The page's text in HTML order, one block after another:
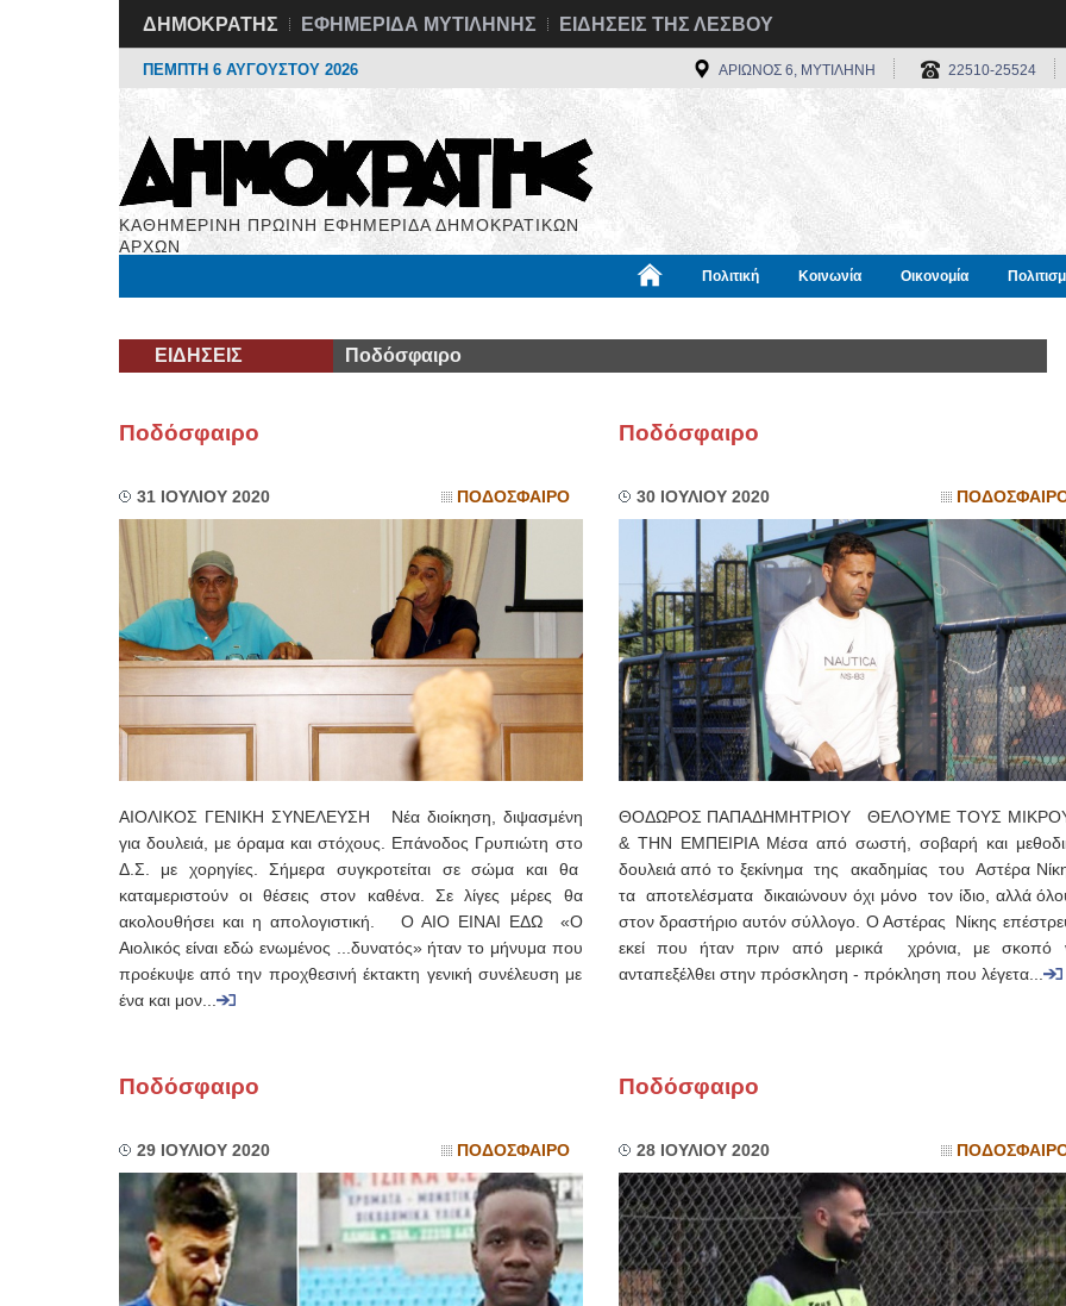
ΔΗΜΟΚΡΑΤΗΣ ΕΦΗΜΕΡΙΔΑ ΜΥΤΙΛΗΝΗΣ ΕΙΔΗΣΕΙΣ ΤΗΣ ΛΕΣΒΟΥ
ΠΕΜΠΤΗ 6 ΑΥΓΟΥΣΤΟΥ 2026 ΑΡΙΩΝΟΣ 6, ΜΥΤΙΛΗΝΗ 22510-25524
ΚΑΘΗΜΕΡΙΝΗ ΠΡΩΙΝΗ ΕΦΗΜΕΡΙΔΑ ΔΗΜΟΚΡΑΤΙΚΩΝ
ΑΡΧΩΝ
Πολιτική Κοινωνία Οικονομία
ΕΙΔΗΣΕΙΣ Ποδόσφαιρο
Ποδόσφαιρο
31 ΙΟΥΛΙΟΥ 2020 ΠΟΔΟΣΦΑΙΡΟ
ΑΙΟΛΙΚΟΣ ΓΕΝΙΚΗ ΣΥΝΕΛΕΥΣΗ Νέα διοίκηση, διψασμένη
για δουλειά, με όραμα και στόχους. Επάνοδος Γρυπιώτη στο
Δ.Σ. με χορηγίες. Σήμερα συγκροτείται σε σώμα και θα
καταμεριστούν οι θέσεις στον καθένα. Σε λίγες μέρες θα
ακολουθήσει και η απολογιστική. Ο ΑΙΟ ΕΙΝΑΙ ΕΔΩ «Ο
Αιολικός είναι εδώ ενωμένος ...δυνατός» ήταν το μήνυμα που
προέκυψε από την προχθεσινή έκτακτη γενική συνέλευση με
ένα και μον...
Ποδόσφαιρο
30 ΙΟΥΛΙΟΥ 2020
ΘΟΔΩΡΟΣ ΠΑΠΑΔΗΜΗΤΡΙΟΥ ΘΕΛΟΥΜΕ ΤΟΥΣ
& ΤΗΝ ΕΜΠΕΙΡΙΑ Μέσα από σωστή, σοβαρή και
δουλειά από το ξεκίνημα της ακαδημίας του Αστέρα
τα αποτελέσματα δικαιώνουν όχι μόνο τον ίδιο, αλλά
στον δραστήριο αυτόν σύλλογο. Ο Αστέρας Νίκης
εκεί που ήταν πριν από μερικά χρόνια, με σκοπό
ανταπεξέλθει στην πρόσκληση - πρόκληση που λέγετα...
Ποδόσφαιρο
29 ΙΟΥΛΙΟΥ 2020 ΠΟΔΟΣΦΑΙΡΟ
Ποδόσφαιρο
28 ΙΟΥΛΙΟΥ 2020
ΧΕΙΡΟΥΡΓΟΣ
ΟΦΘΑΛΜΙΑΤΡΟΣ
Διδάκτωρ Ιατρικής Σχολής
Πανεπιστημίου Αθηνών
Καλλιπόλεως 3,Νέα Σμύρνη,
τηλ:210-9320215
Καβέτσου 10, Μυτιλήνη, τηλ:
2251038065